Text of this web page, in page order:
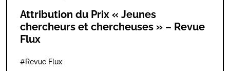
Attribution du Prix « Jeunes
chercheurs et chercheuses » – Revue
Flux
#Revue Flux